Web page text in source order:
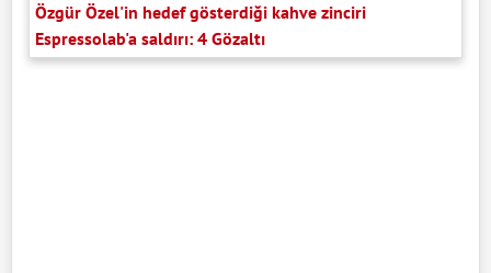
Özgür Özel'in hedef gösterdiği kahve zinciri
Espressolab'a saldırı: 4 Gözaltı